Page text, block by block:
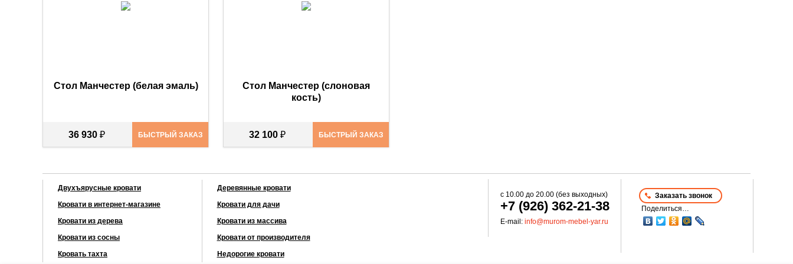
Стол Манчестер (белая эмаль)
36 930₽ БЫСТРЫЙ ЗАКАЗ
Стол Манчестер (слоновая
кость)
32 100₽ БЫСТРЫЙ ЗАКАЗ
Двухъярусные кровати
Деревянные кровати
Кровати в интернет-магазине
Кровати для дачи
Кровати из дерева
Кровати из массива
Кровати из сосны
Кровати от производителя
Кровать тахта
Недорогие кровати
с 10.00 до 20.00 (без выходных)
+7 (926) 362-21-38
E-mail: info@murom-mebel-yar.ru
Заказать звонок
Поделиться…